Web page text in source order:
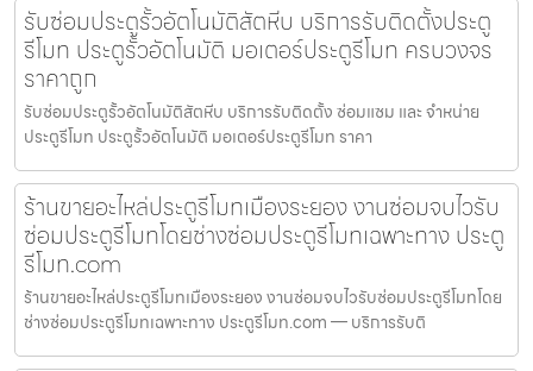
รับซ่อมประตูรั้วอัตโนมัติสัตหีบ บริการรับติดตั้งประตู
รีโมท ประตูรั้วอัตโนมัติ มอเตอร์ประตูรีโมท ครบวงจร
ราคาถูก
รับซ่อมประตูรั้วอัตโนมัติสัตหีบ บริการรับติดตั้ง ซ่อมแซม และ จำหน่าย
ประตูรีโมท ประตูรั้วอัตโนมัติ มอเตอร์ประตูรีโมท ราคา
ร้านขายอะไหล่ประตูรีโมทเมืองระยอง งานซ่อมจบไวรับ
ซ่อมประตูรีโมทโดยช่างซ่อมประตูรีโมทเฉพาะทาง ประตู
รีโมท.com
ร้านขายอะไหล่ประตูรีโมทเมืองระยอง งานซ่อมจบไวรับซ่อมประตูรีโมทโดย
ช่างซ่อมประตูรีโมทเฉพาะทาง ประตูรีโมท.com — บริการรับติ